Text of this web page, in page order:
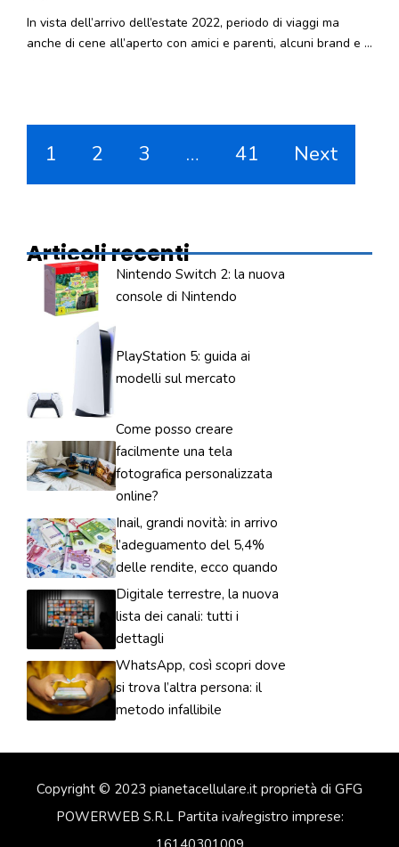
In vista dell’arrivo dell’estate 2022, periodo di viaggi ma
anche di cene all’aperto con amici e parenti, alcuni brand e …
1 2 3 … 41 Next
Articoli recenti
Nintendo Switch 2: la nuova
console di Nintendo
PlayStation 5: guida ai
modelli sul mercato
Come posso creare
facilmente una tela
fotografica personalizzata
online?
Inail, grandi novità: in arrivo
l’adeguamento del 5,4%
delle rendite, ecco quando
Digitale terrestre, la nuova
lista dei canali: tutti i
dettagli
WhatsApp, così scopri dove
si trova l’altra persona: il
metodo infallibile
Copyright © 2023 pianetacellulare.it proprietà di GFG
POWERWEB S.R.L Partita iva/registro imprese: